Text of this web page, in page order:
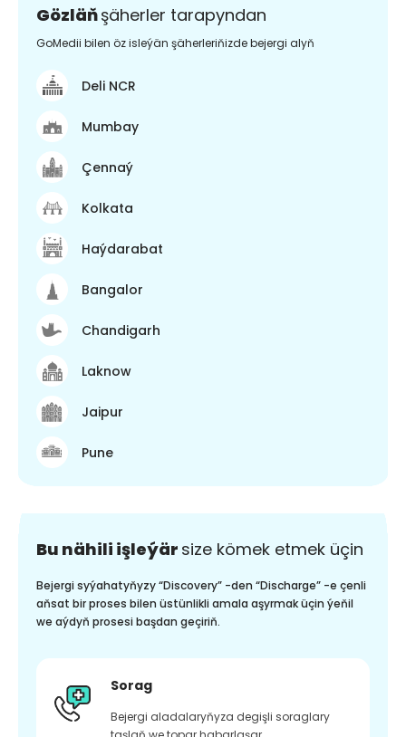
Gözläňşäherler tarapyndan
GoMedii bilen öz isleýän şäherleriňizde bejergi alyň
Deli NCR
Mumbay
Çennaý
Kolkata
Haýdarabat
Bangalor
Chandigarh
Laknow
Jaipur
Pune
Bu nähili işleýär size kömek etmek üçin
Bejergi syýahatyňyzy “Discovery” -den “Discharge” -e çenli
aňsat bir proses bilen üstünlikli amala aşyrmak üçin ýeňil
we aýdyň prosesi başdan geçiriň.
Sorag
Bejergi aladalaryňyza degişli soraglary